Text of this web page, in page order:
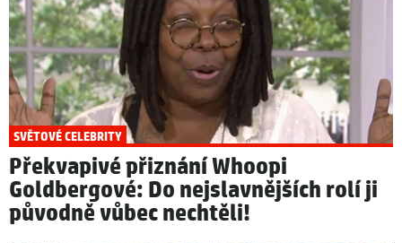
SVĚTOVÉ CELEBRITY
Překvapivé přiznání Whoopi
Goldbergové: Do nejslavnějších rolí ji
původně vůbec nechtěli!